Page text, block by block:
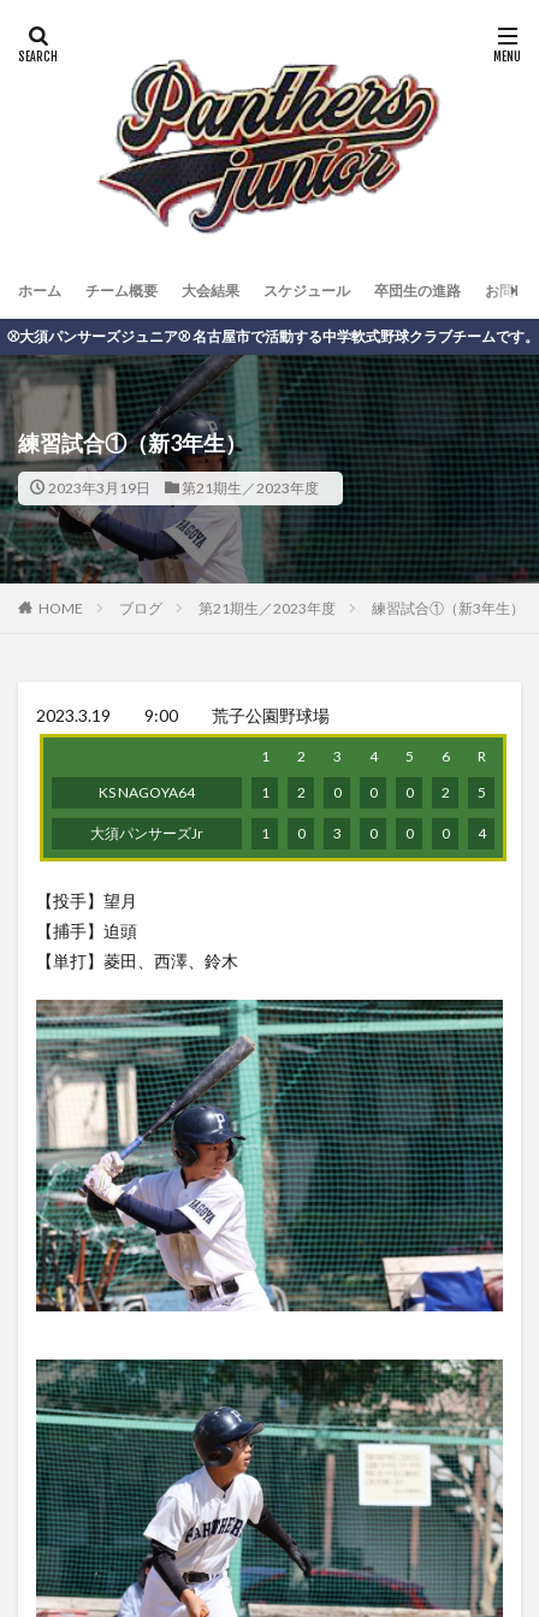
ホーム チーム概要 大会結果 スケジュール 卒団生の進路 お問い
サーズジュニア⚾️ 名古屋市で活動する中学軟式野球クラブチームです。
練習試合①（新3年生）
2023年3月19日 第21期生／2023年度
HOME ブログ 第21期生／2023年度 練習試合①（新3年生）
2023.3.19 9:00 荒子公園野球場
1 2 3 4 5 6
R
KS NAGOYA64
1 2 0 0 0 2 5
大須パンサーズJr 1 0 3 0 0 0 4
【投手】望月
【捕手】迫頭
【単打】菱田、西澤、鈴木